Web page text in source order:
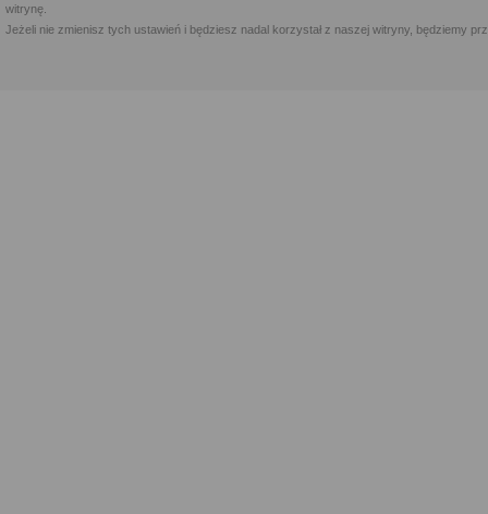
witrynę.
Jeżeli nie zmienisz tych ustawień i będziesz nadal korzystał z naszej witryny, będziemy